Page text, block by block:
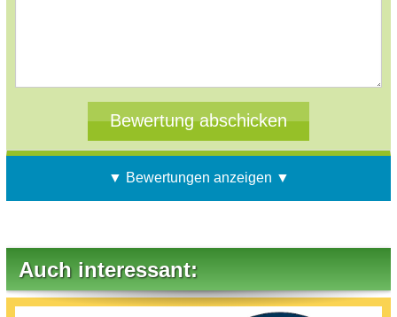
▼ Bewertungen anzeigen ▼
Auch interessant: